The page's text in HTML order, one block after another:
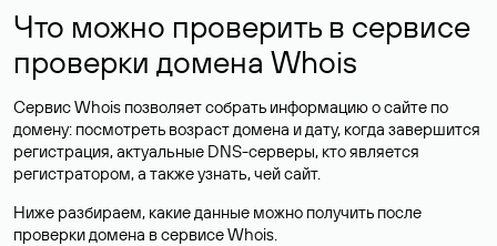
Что можно проверить в сервисе
проверки домена Whois
Сервис Whois позволяет собрать информацию о сайте по
домену: посмотреть возраст домена и дату, когда завершится
регистрация, актуальные DNS-серверы, кто является
регистратором, а также узнать, чей сайт.
Ниже разбираем, какие данные можно получить после
проверки домена в сервисе Whois.